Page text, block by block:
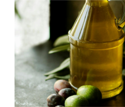
Масло лаванды от блох – почти
для тех, кто заботится о
думает так, как